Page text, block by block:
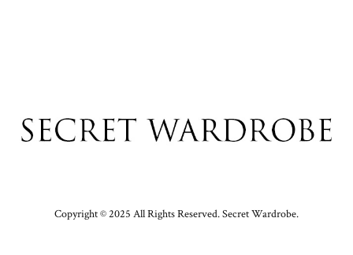
Copyright © 2025 All Rights Reserved. Secret Wardrobe.